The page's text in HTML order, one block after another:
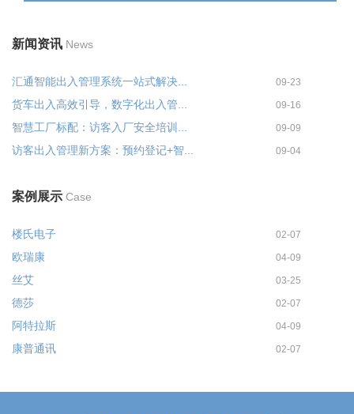
新闻资讯 News
汇通智能出入管理系统一站式解决... 09-23
货车出入高效引导，数字化出入管... 09-16
智慧工厂标配：访客入厂安全培训... 09-09
访客出入管理新方案：预约登记+智... 09-04
案例展示 Case
楼氏电子 02-07
欧瑞康 04-09
丝艾 03-25
德莎 02-07
阿特拉斯 04-09
康普通讯 02-07